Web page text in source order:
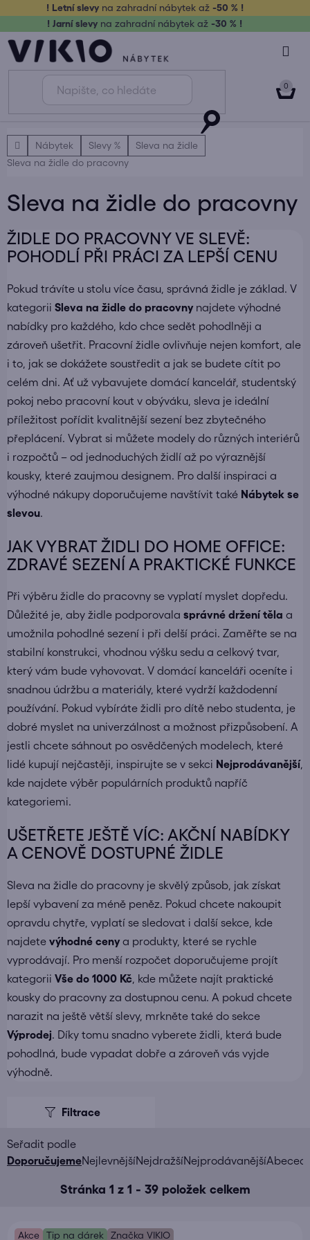
obsah
! Letní slevy na zahradní nábytek až-50 % !
! Jarní slevy na zahradní nábytek až -30 % !
DomůNábytek Slevy %
Sleva na židle
Sleva na židle do pracovny
Sleva na židle do pracovny
ŽIDLE DO PRACOVNY VE SLEVĚ:
POHODLÍ PŘI PRÁCI ZA LEPŠÍ CENU
Pokud trávíte u stolu více času, správná židle je základ. V
kategorii Sleva na židle do pracovnynajdete výhodné
nabídky pro každého, kdo chce sedět pohodlněji a
zároveň ušetřit. Pracovní židle ovlivňuje nejen komfort, ale
i to, jak se dokážete soustředit a jak se budete cítit po
celém dni. Ať už vybavujete domácí kancelář, studentský
pokoj nebo pracovní kout v obýváku, sleva je ideální
příležitost pořídit kvalitnější sezení bez zbytečného
přeplácení. Vybrat si můžete modely do různých interiérů
i rozpočtů – od jednoduchých židlí až po výraznější
kousky, které zaujmou designem. Pro další inspiraci a
výhodné nákupy doporučujeme navštívit také Nábytek se
slevou
JAK VYBRAT ŽIDLI DO HOME OFFICE:
ZDRAVÉ SEZENÍ A PRAKTICKÉ FUNKCE
Při výběru židle do pracovny se vyplatí myslet dopředu.
Důležité je, aby židle podporovala správné držení těla a
umožnila pohodlné sezení i při delší práci. Zaměřte se na
stabilní konstrukci, vhodnou výšku sedu a celkový tvar,
který vám bude vyhovovat. V domácí kanceláři oceníte i
snadnou údržbu a materiály, které vydrží každodenní
používání. Pokud vybíráte židli pro dítě nebo studenta, je
dobré myslet na univerzálnost a možnost přizpůsobení. A
jestli chcete sáhnout po osvědčených modelech, které
lidé kupují nejčastěji, inspirujte se v sekci Nejprodávanější,
kde najdete výběr populárních produktů napříč
kategoriemi.
UŠETŘETE JEŠTĚ VÍC: AKČNÍ NABÍDKY
A CENOVĚ DOSTUPNÉ ŽIDLE
Sleva na židle do pracovny je skvělý způsob, jak získat
lepší vybavení za méně peněz. Pokud chcete nakoupit
opravdu chytře, vyplatí se sledovat i další sekce, kde
najdete výhodné cenya produkty, které se rychle
vyprodávají. Pro menší rozpočet doporučujeme projít
kategorii Vše do 1000 Kč , kde můžete najít praktické
kousky do pracovny za dostupnou cenu. A pokud chcete
narazit na ještě větší slevy, mrkněte také do sekce
Výprodej. Díky tomu snadno vyberete židli, která bude
pohodlná, bude vypadat dobře a zároveň vás vyjde
výhodně.
Stránka 1 z 1 - 39položek celkem
Ř
n
DoporučujemeNejlevnějšíNejdražšíNejprodávanější
p
i
oAkce Tip na dárek Značka VIKIO